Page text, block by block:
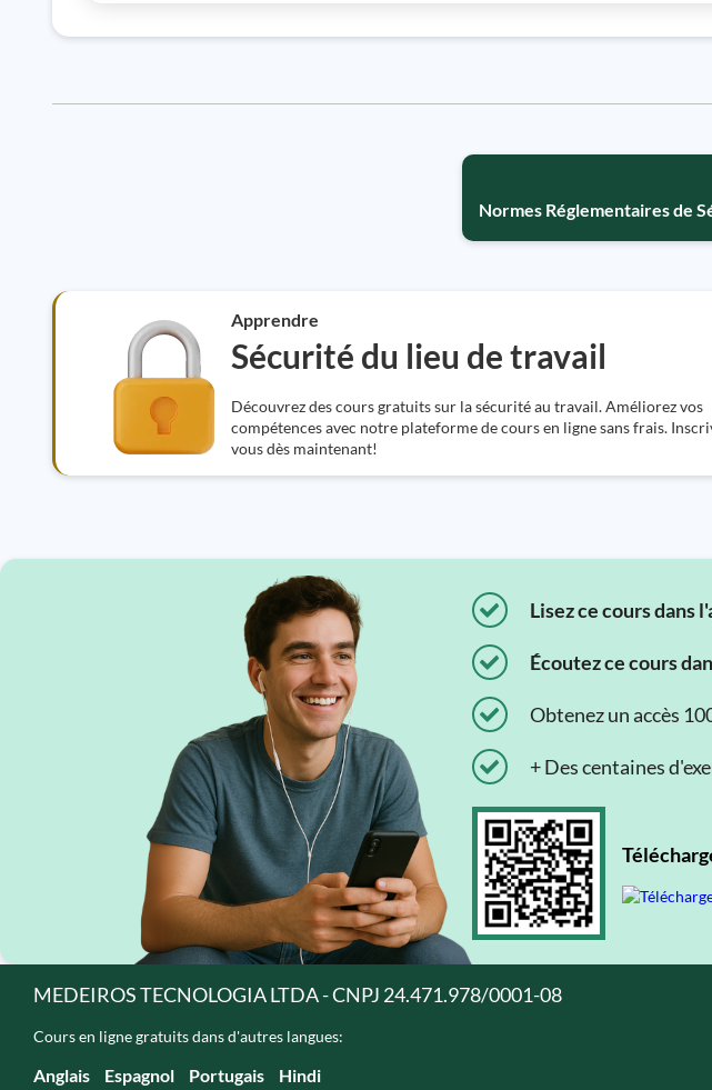
Normes Réglementaires de
Apprendre
Sécurité du lieu de travail
Découvrez des cours gratuits sur la sécurité au travail. Améliorez vos
compétences avec notre plateforme de cours en ligne sans frais.
vous dès maintenant!
Lisez ce cours
Écoutez ce cours
Obtenez un accès
+ Des centaines
MEDEIROS TECNOLOGIA LTDA - CNPJ 24.471.978/0001-08
Cours en ligne gratuits dans d'autres langues:
Anglais Espagnol Portugais Hindi